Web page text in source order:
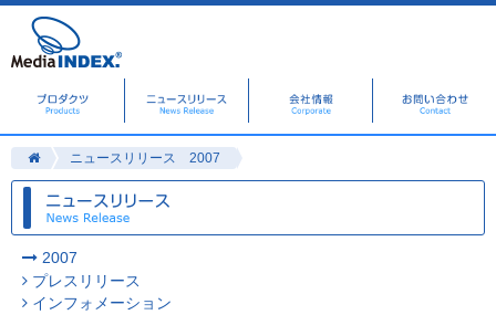
ニュースリリース 2007
2007
プレスリリース
インフォメーション